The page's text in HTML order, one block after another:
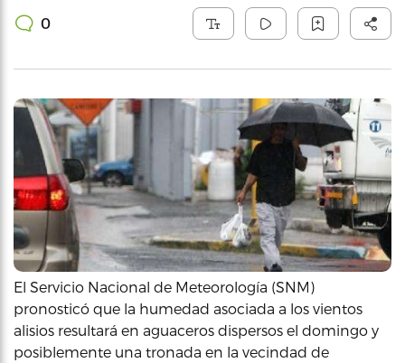
0
El Servicio Nacional de Meteorología (SNM)
pronosticó que la humedad asociada a los vientos
alisios resultará en aguaceros dispersos el domingo y
posiblemente una tronada en la vecindad de